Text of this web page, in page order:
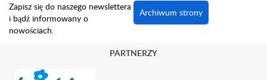
Zapisz się do naszego newslettera
i bądź informowany o
nowościach.
Archiwum strony
PARTNERZY